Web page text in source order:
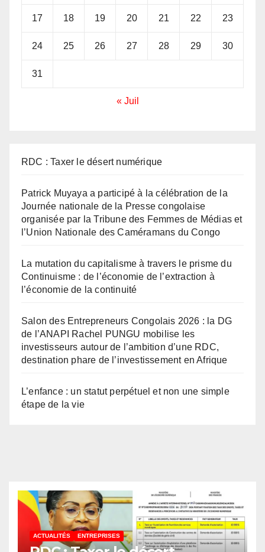
17 18 19 20 21 22 23
24 25 26 27 28 29 30
31
« Juil
RDC : Taxer le désert numérique
Patrick Muyaya a participé à la célébration de la
Journée nationale de la Presse congolaise
organisée par la Tribune des Femmes de Médias et
l’Union Nationale des Caméramans du Congo
La mutation du capitalisme à travers le prisme du
Continuisme : de l’économie de l’extraction à
l’économie de la continuité
Salon des Entrepreneurs Congolais 2026 : la DG
de l’ANAPI Rachel PUNGU mobilise les
investisseurs autour de l’ambition d’une RDC,
destination phare de l’investissement en Afrique
L’enfance : un statut perpétuel et non une simple
étape de la vie
ACTUALITÉS ENTREPRISES